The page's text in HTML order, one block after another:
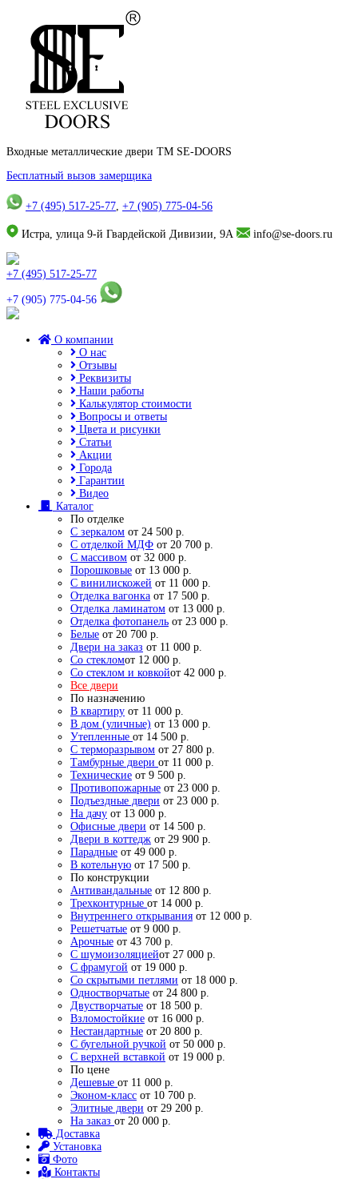
Входные металлические двери TM SE-DOORS
Бесплатный вызов замерщика
+7 (495) 517-25-77, +7 (905) 775-04-56
Истра, улица 9-й Гвардейской Дивизии, 9А info@se-doors.ru
+7 (495) 517-25-77
+7 (905) 775-04-56
О компании
О нас
Отзывы
Реквизиты
Наши работы
Калькулятор стоимости
Вопросы и ответы
Цвета и рисунки
Статьи
Акции
Города
Гарантии
Видео
Каталог
По отделке
С зеркалом от 24 500 р.
С отделкой МДФ от 20 700 р.
С массивом от 32 000 р.
Порошковые от 13 000 р.
С винилискожей от 11 000 р.
Отделка вагонка от 17 500 р.
Отделка ламинатом от 13 000 р.
Отделка фотопанель от 23 000 р.
Белые от 20 700 р.
Двери на заказ от 11 000 р.
Со стекломот 12 000 р.
Со стеклом и ковкойот 42 000 р.
Все двери
По назначению
В квартиру от 11 000 р.
В дом (уличные) от 13 000 р.
Утепленные от 14 500 р.
С терморазрывом от 27 800 р.
Тамбурные двери от 11 000 р.
Технические от 9 500 р.
Противопожарные от 23 000 р.
Подъездные двери от 23 000 р.
На дачу от 13 000 р.
Офисные двери от 14 500 р.
Двери в коттедж от 29 900 р.
Парадные от 49 000 р.
В котельную от 17 500 р.
По конструкции
Антивандальные от 12 800 р.
Трехконтурные от 14 000 р.
Внутреннего открывания от 12 000 р.
Решетчатые от 9 000 р.
Арочные от 43 700 р.
С шумоизоляциейот 27 000 р.
С фрамугой от 19 000 р.
Со скрытыми петлями от 18 000 р.
Одностворчатые от 24 800 р.
Двустворчатые от 18 500 р.
Взломостойкие от 16 000 р.
Нестандартные от 20 800 р.
С бугельной ручкой от 50 000 р.
С верхней вставкой от 19 000 р.
По цене
Дешевые от 11 000 р.
Эконом-класс от 10 700 р.
Элитные двери от 29 200 р.
На заказ от 20 000 р.
Доставка
Установка
Фото
Контакты